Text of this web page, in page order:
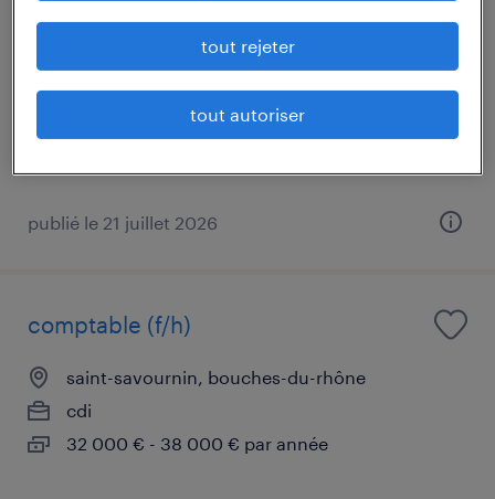
medical (f/h)
publié le 21 juillet 2026
comptable (f/h)
saint-savournin, bouches-du-rhône
cdi
32 000 € - 38 000 € par année
tout rejeter
tout autoriser